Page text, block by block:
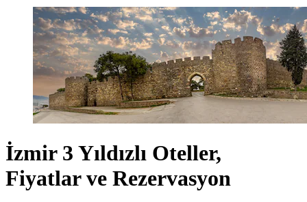
İzmir 3 Yıldızlı Oteller,
Fiyatlar ve Rezervasyon